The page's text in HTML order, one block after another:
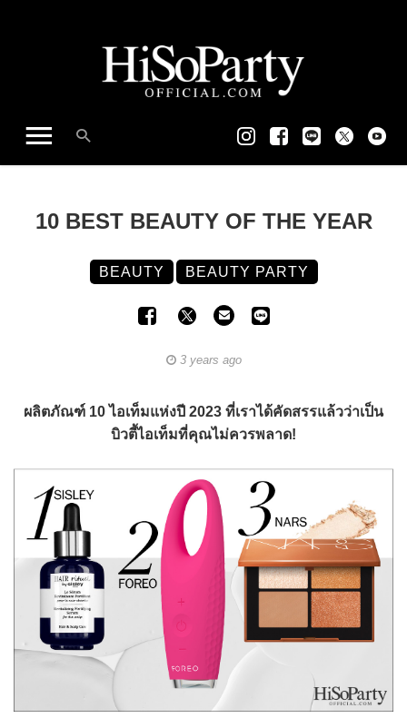
10 BEST BEAUTY OF THE YEAR
BEAUTY BEAUTY PARTY
3 years ago
ผลิตภัณฑ์ 10 ไอเท็มแห่งปี 2023 ที่เราได้คัดสรรแล้วว่าเป็น
บิวตี้ไอเท็มที่คุณไม่ควรพลาด!